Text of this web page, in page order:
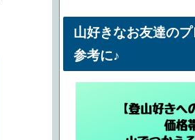
山好きなお友達の
参考に♪